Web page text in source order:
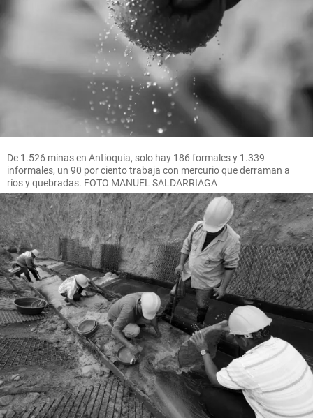
De 1.526 minas en Antioquia, solo hay 186 formales y 1.339
informales, un 90 por ciento trabaja con mercurio que derraman a
ríos y quebradas. FOTO MANUEL SALDARRIAGA